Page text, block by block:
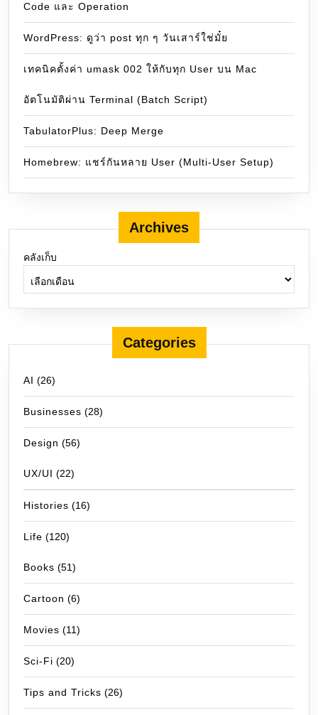
Code และ Operation
WordPress: ดูว่า post ทุก ๆ วันเสาร์ใช่มั๋ย
เทคนิคตั้งค่า umask 002 ให้กับทุก User บน Mac
อัตโนมัติผ่าน Terminal (Batch Script)
TabulatorPlus: Deep Merge
Homebrew: แชร์กันหลาย User (Multi-User Setup)
Archives
คลังเก็บ
Categories
AI (26)
Businesses (28)
Design (56)
UX/UI (22)
Histories (16)
Life (120)
Books (51)
Cartoon (6)
Movies (11)
Sci-Fi (20)
Tips and Tricks (26)